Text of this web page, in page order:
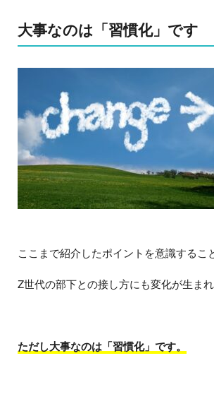
大事なのは「習慣化」です
ここまで紹介したポイントを意識するこ
Z世代の部下との接し方にも変化が生まれ
ただし大事なのは「習慣化」です。